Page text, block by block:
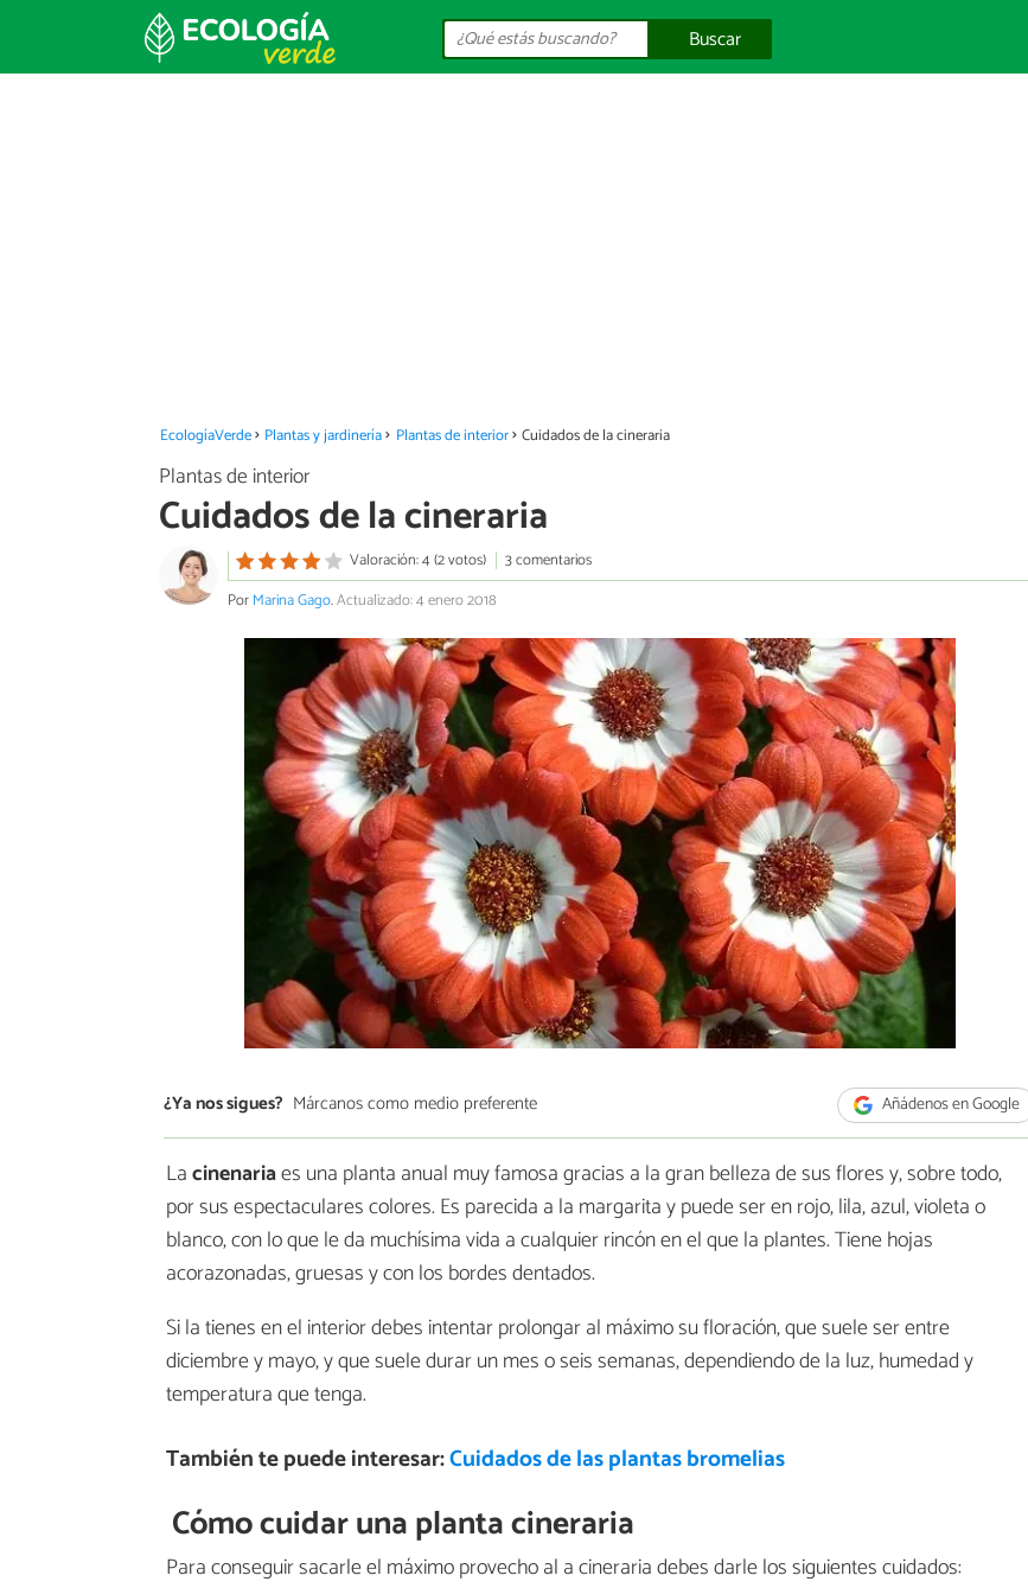
Buscar
EcologíaVerde Plantas y jardinería Plantas de interior Cuidados de la cineraria
Plantas de interior
Cuidados de la cineraria
Valoración: 4 (2 votos)
3 comentarios
PorMarina Gago.Actualizado: 4 enero 2018
¿Ya nos sigues? Márcanos como medio preferente Añádenos en Google
Lacinenariaes una planta anual muy famosa gracias a la gran belleza de sus flores y, sobre todo,
por sus espectaculares colores. Es parecida a la margarita y puede ser en rojo, lila, azul, violeta o
blanco, con lo que le da muchísima vida a cualquier rincón en el que la plantes. Tiene hojas
acorazonadas, gruesas y con los bordes dentados.
Si la tienes en el interior debes intentar prolongar al máximo su floración, que suele ser entre
diciembre y mayo, y que suele durar un mes o seis semanas, dependiendo de la luz, humedad y
temperatura que tenga.
También te puede interesar:Cuidados de las plantas bromelias
Cómo cuidar una planta cineraria
Para conseguir sacarle el máximo provecho al a cineraria debes darle los siguientes cuidados: